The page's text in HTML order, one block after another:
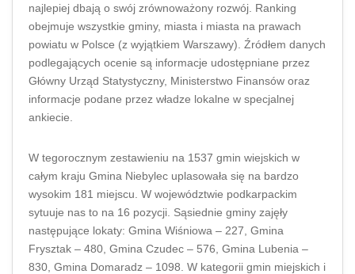
najlepiej dbają o swój zrównoważony rozwój. Ranking
obejmuje wszystkie gminy, miasta i miasta na prawach
powiatu w Polsce (z wyjątkiem Warszawy). Źródłem danych
podlegających ocenie są informacje udostępniane przez
Główny Urząd Statystyczny, Ministerstwo Finansów oraz
informacje podane przez władze lokalne w specjalnej
ankiecie.
W tegorocznym zestawieniu na 1537 gmin wiejskich w
całym kraju Gmina Niebylec uplasowała się na bardzo
wysokim 181 miejscu. W województwie podkarpackim
sytuuje nas to na 16 pozycji. Sąsiednie gminy zajęły
następujące lokaty: Gmina Wiśniowa – 227, Gmina
Frysztak – 480, Gmina Czudec – 576, Gmina Lubenia –
830, Gmina Domaradz – 1098. W kategorii gmin miejskich i